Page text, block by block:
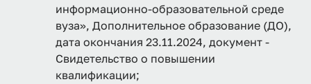
информационно-образовательной среде
вуза», Дополнительное образование (ДО),
дата окончания 23.11.2024, документ -
Свидетельство о повышении
квалификации;